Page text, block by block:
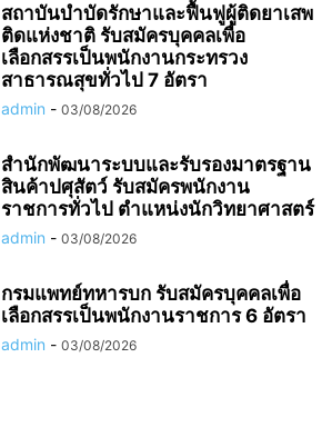
สถาบันบำบัดรักษาและฟื้นฟูผู้ติดยาเสพ
ติดแห่งชาติ รับสมัครบุคคลเพื่อ
เลือกสรรเป็นพนักงานกระทรวง
สาธารณสุขทั่วไป 7 อัตรา
admin - 03/08/2026
สำนักพัฒนาระบบและรับรองมาตรฐาน
สินค้าปศุสัตว์ รับสมัครพนักงาน
ราชการทั่วไป ตำแหน่งนักวิทยาศาสตร์
admin - 03/08/2026
กรมแพทย์ทหารบก รับสมัครบุคคลเพื่อ
เลือกสรรเป็นพนักงานราชการ 6 อัตรา
admin - 03/08/2026